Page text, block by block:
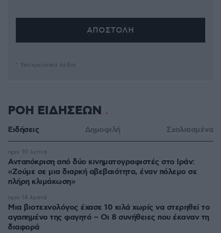
* Υποχρεωτικά πεδία
ΡΟΗ ΕΙΔΗΣΕΩΝ
Ειδήσεις Δημοφιλή Σχολιασμένα
Ανταπόκριση από δύο κινηματογραφιστές στο Ιράν:
«Ζούμε σε μια διαρκή αβεβαιότητα, έναν πόλεμο σε
πλήρη κλιμάκωση»
πριν 10 λεπτά
Μια βιοτεχνολόγος έχασε 10 κιλά χωρίς να στερηθεί το
αγαπημένο της φαγητό – Οι 8 συνήθειες που έκαναν τη
διαφορά
πριν 14 λεπτά